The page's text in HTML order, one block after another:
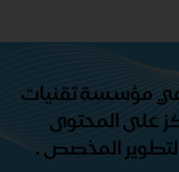
هي مؤسسة تقنيات
على المحتوى
المخصص .